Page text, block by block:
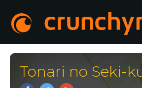
Tonari no Seki-